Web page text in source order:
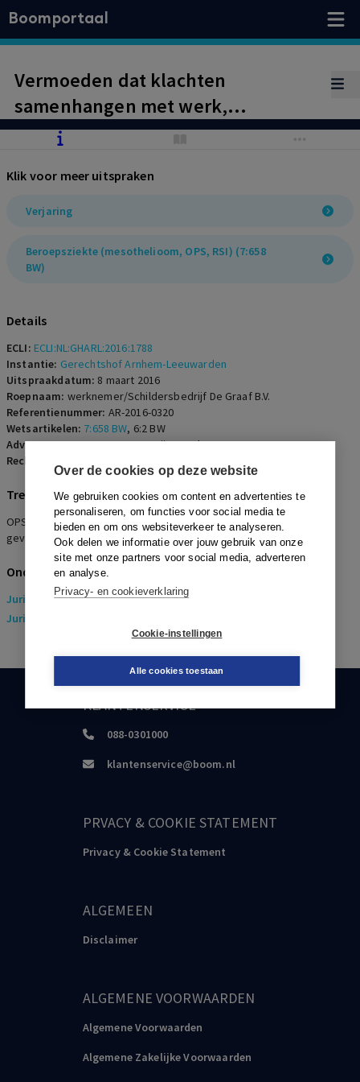
Over de cookies op deze website
We gebruiken cookies om content en advertenties te
personaliseren, om functies voor social media te
bieden en om ons websiteverkeer te analyseren.
Ook delen we informatie over jouw gebruik van onze
site met onze partners voor social media, adverteren
en analyse.
Privacy- en cookieverklaring
Cookie-instellingen
Alle cookies toestaan
Boomportaal
Vermoeden dat klachten
samenhangen met werk,
onvoldoende voor doen aanvangen
Klik voor meer uitspraken
Verjaring
Beroepsziekte (mesothelioom, OPS, RSI) (7:658
BW)
Details
ECLI: ECLI:NL:GHARL:2016:1788
Instantie: Gerechtshof Arnhem-Leeuwarden
Uitspraakdatum: 8 maart 2016
Roepnaam: werknemer/Schildersbedrijf De Graaf B.V.
Referentienummer: AR-2016-0320
Wetsartikelen: 7:658 BW, 6:2 BW
Advocaten:A.J. Van en P. van Wijngaarden
Rechters:
Trefwoorden
OPS, werkgeversaansprakelijkheid, blootstelling gezondheid
gevaarlijke stoffen, bewijslast
Onderwerpen
Juridisch> Arbeidsrecht
Juridisch
KLANTENSERVICE
088-0301000
klantenservice@boom.nl
PRVACY & COOKIE STATEMENT
Privacy & Cookie Statement
ALGEMEEN
Disclaimer
ALGEMENE VOORWAARDEN
Algemene Voorwaarden
Algemene Zakelijke Voorwaarden